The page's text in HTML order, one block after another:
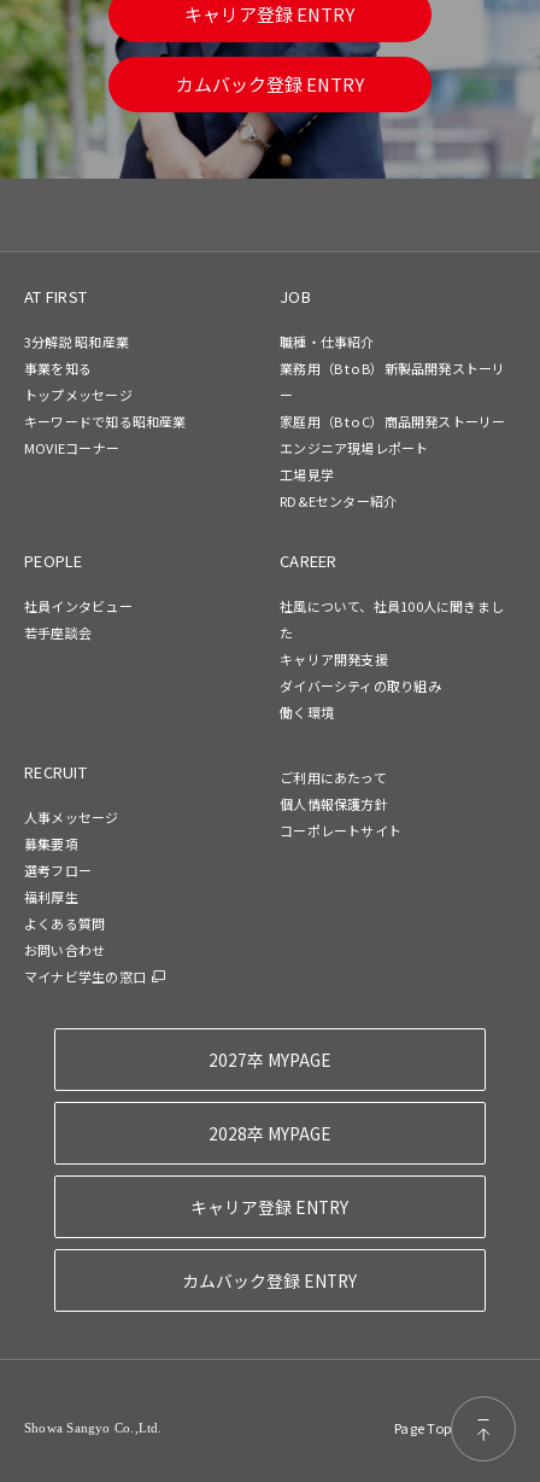
キャリア登録 ENTRY
カムバック登録 ENTRY
AT FIRST
3分解説 昭和産業
事業を知る
トップメッセージ
キーワードで知る昭和産業
MOVIEコーナー
JOB
職種・仕事紹介
業務用（B to B）新製品開発ストーリ
ー
家庭用（B to C）商品開発ストーリー
エンジニア現場レポート
工場見学
RD&Eセンター紹介
PEOPLE
社員インタビュー
若手座談会
CAREER
社風について、社員100人に聞きまし
た
キャリア開発支援
ダイバーシティの取り組み
働く環境
RECRUIT
人事メッセージ
募集要項
選考フロー
福利厚生
よくある質問
お問い合わせ
マイナビ学生の窓口
ご利用にあたって
個人情報保護方針
コーポレートサイト
2027卒 MYPAGE
2028卒 MYPAGE
キャリア登録 ENTRY
カムバック登録 ENTRY
Showa Sangyo Co.,Ltd. Page Top